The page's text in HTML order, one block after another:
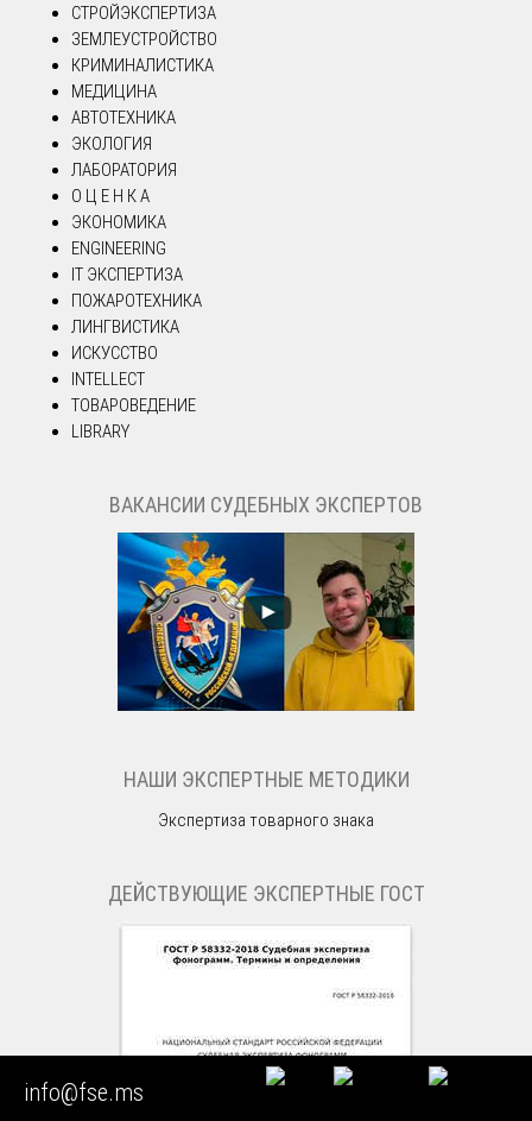
СТРОЙЭКСПЕРТИЗА
ЗЕМЛЕУСТРОЙСТВО
КРИМИНАЛИСТИКА
МЕДИЦИНА
АВТОТЕХНИКА
ЭКОЛОГИЯ
ЛАБОРАТОРИЯ
О Ц Е Н К А
ЭКОНОМИКА
ENGINEERING
IT ЭКСПЕРТИЗА
ПОЖАРОТЕХНИКА
ЛИНГВИСТИКА
ИСКУССТВО
INTELLECT
ТОВАРОВЕДЕНИЕ
LIBRARY
ВАКАНСИИ СУДЕБНЫХ ЭКСПЕРТОВ
НАШИ ЭКСПЕРТНЫЕ МЕТОДИКИ
Экспертиза товарного знака
ДЕЙСТВУЮЩИЕ ЭКСПЕРТНЫЕ ГОСТ
info@fse.ms